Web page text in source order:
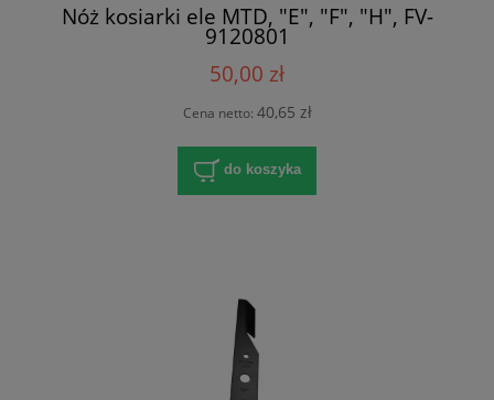
Nóż kosiarki ele MTD, "E", "F", "H", FV-
9120801
50,00 zł
Cena netto: 40,65 zł
do koszyka